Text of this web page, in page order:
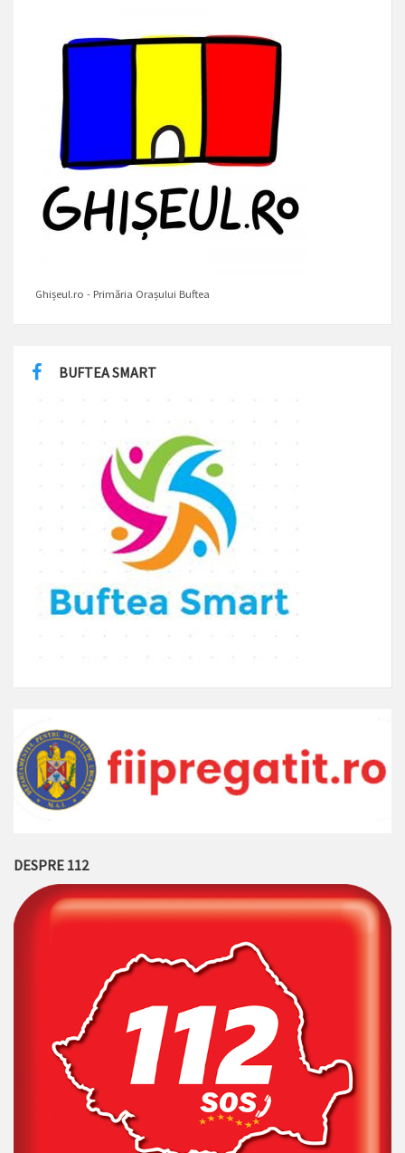
Ghișeul.ro - Primăria Orașului Buftea
BUFTEA SMART
DESPRE 112